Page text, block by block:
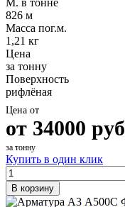
826 м
Масса пог.м.
1,21 кг
Цена
за тонну
Поверхность
рифлёная
Цена от
от 34000 руб
за тонну
Купить в один клик
В корзину